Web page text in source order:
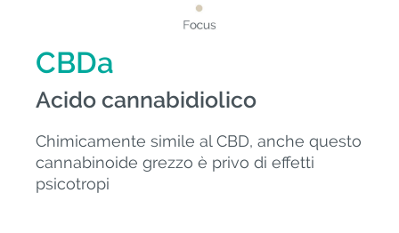
CBDa
Acido cannabidiolico
Chimicamente simile al CBD, anche questo
cannabinoide grezzo è privo di effetti
psicotropi